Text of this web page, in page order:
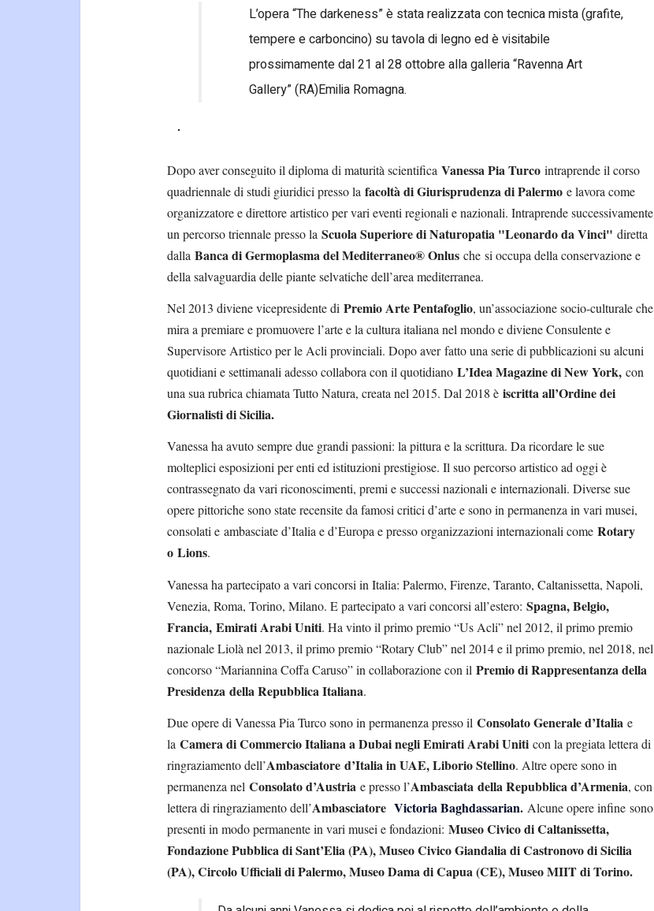
L’opera “The darkeness” è stata realizzata con tecnica mista (grafite,
tempere e carboncino) su tavola di legno ed è visitabile
prossimamente dal 21 al 28 ottobre alla galleria “Ravenna Art
Gallery” (RA)Emilia Romagna.
Dopo aver conseguito il diploma di maturità scientifica Vanessa Pia Turco intraprende il corso
quadriennale di studi giuridici presso la facoltà di Giurisprudenza di Palermo e lavora come
organizzatore e direttore artistico per vari eventi regionali e nazionali. Intraprende successivamente
un percorso triennale presso la Scuola Superiore di Naturopatia "Leonardo da Vinci" diretta
dalla Banca di Germoplasma del Mediterraneo® Onlus che si occupa della conservazione e
della salvaguardia delle piante selvatiche dell’area mediterranea.
Nel 2013 diviene vicepresidente di Premio Arte Pentafoglio, un’associazione socio-culturale che
mira a premiare e promuovere l’arte e la cultura italiana nel mondo e diviene Consulente e
Supervisore Artistico per le Acli provinciali. Dopo averfatto una serie di pubblicazioni su alcuni
quotidiani e settimanali adesso collabora con il quotidiano L’Idea Magazine di New York, con
una sua rubrica chiamata Tutto Natura, creata nel 2015. Dal 2018 è iscritta all’Ordine dei
Giornalisti di Sicilia.
Vanessa ha avuto sempre due grandi passioni: la pittura e la scrittura. Da ricordare le sue
molteplici esposizioni per enti ed istituzioni prestigiose. Il suo percorso artistico ad oggi è
contrassegnato da vari riconoscimenti, premi e successi nazionali e internazionali. Diverse sue
opere pittoriche sono state recensite da famosi critici d’arte e sono in permanenza in vari musei,
consolati e ambasciate d’Italia e d’Europa e presso organizzazioni internazionali come Rotary
o Lions.
Vanessa ha partecipato a vari concorsi in Italia: Palermo, Firenze, Taranto, Caltanissetta, Napoli,
Venezia, Roma, Torino, Milano. E partecipato a vari concorsi all’estero: Spagna, Belgio,
Francia, Emirati Arabi Uniti. Ha vinto il primo premio “Us Acli” nel 2012, il primo premio
nazionale Liolà nel 2013, il primo premio “Rotary Club” nel 2014 e il primo premio, nel 2018, nel
concorso “Mariannina Coffa Caruso” in collaborazione con il Premio di Rappresentanza della
Presidenza della Repubblica Italiana.
Due opere di Vanessa Pia Turco sono in permanenza presso il Consolato Generale d’Italia e
la Camera di Commercio Italiana a Dubai negli Emirati Arabi Uniti con la pregiata lettera di
ringraziamento dell’Ambasciatore d’Italia in UAE, Liborio Stellino. Altre opere sono in
permanenza nel Consolato d’Austria e presso l’Ambasciata della Repubblica d’Armenia, con
lettera di ringraziamento dell’Ambasciatore Victoria Baghdassarian. Alcune opere infine sono
presenti in modo permanente in vari musei e fondazioni: Museo Civico di Caltanissetta,
Fondazione Pubblica di Sant’Elia (PA), Museo Civico Giandalia di Castronovo di Sicilia
(PA), Circolo Ufficiali di Palermo, Museo Dama di Capua (CE), Museo MIIT di Torino.